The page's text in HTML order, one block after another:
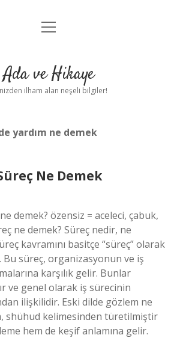
Anasayfa
Yasal Uyarı
menüyü
Ada ve Hikaye
ilham alan neşeli bilgiler!
yardım ne demek
Ne Demek
demek? özensiz = aceleci, çabuk,
ne demek? Süreç nedir, ne
kavramını basitçe “süreç” olarak
Bu süreç, organizasyonun ve iş
karşılık gelir. Bunlar
ve genel olarak iş sürecinin
ilişkilidir. Eski dilde gözlem ne
shühud kelimesinden türetilmiştir
hem de keşif anlamına gelir.